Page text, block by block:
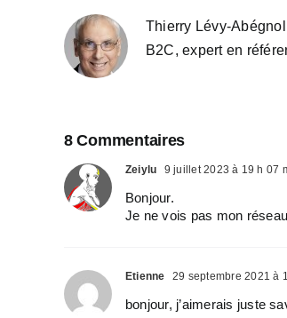
Thierry Lévy-
B2C, expert en
8 Commentaires
Zeiylu 9 juillet 2023 à 19 h 07
Bonjour.
Je ne vois pas mon
Etienne 29 septembre 2021 à
bonjour, j’aimerais juste